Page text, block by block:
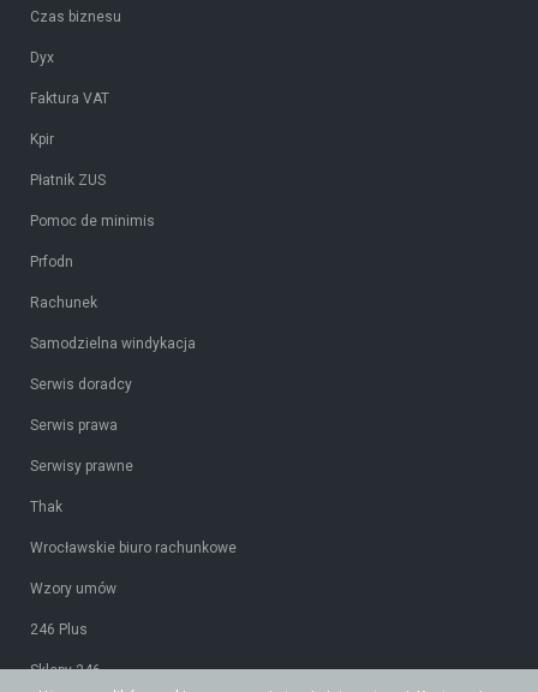
Czas biznesu
Dyx
Faktura VAT
Kpir
Płatnik ZUS
Pomoc de minimis
Prfodn
Rachunek
Samodzielna windykacja
Serwis doradcy
Serwis prawa
Serwisy prawne
Thak
Wrocławskie biuro rachunkowe
Wzory umów
246 Plus
Sklepy 246